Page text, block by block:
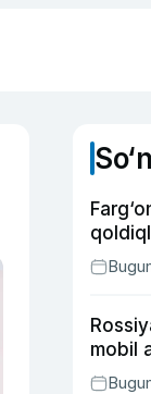
mobil